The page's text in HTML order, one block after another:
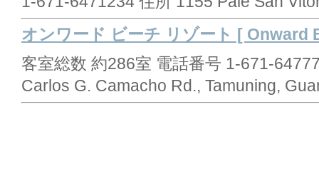
オンワード ビーチ リゾート [ Onward
客室総数 約286室 電話番号 1-671-
Carlos G. Camacho Rd., Tamuning,